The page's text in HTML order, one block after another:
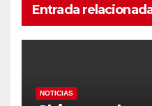
Entrada
NOTICIAS